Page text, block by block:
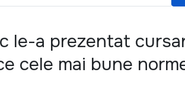
le-a prezentat
cele mai bune